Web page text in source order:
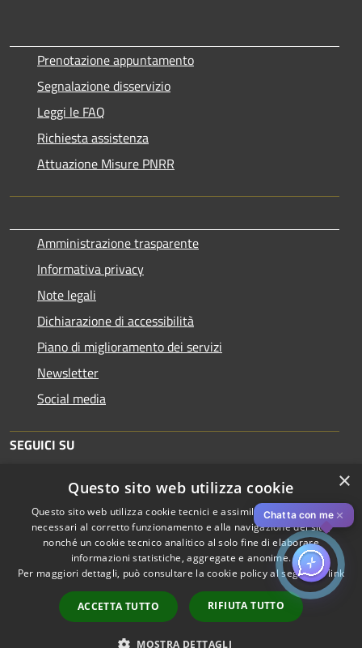
Prenotazione appuntamento
Segnalazione disservizio
Leggi le FAQ
Richiesta assistenza
Attuazione Misure PNRR
Amministrazione trasparente
Informativa privacy
Note legali
Dichiarazione di accessibilità
Piano di miglioramento dei servizi
Newsletter
Social media
SEGUICI SU
RSS
Accessibilità
Copyright © 2026 • Comune di
Piacenza • Powered by
Municipium•
Accesso
redazione
Chatta con me ✕
×
Questo sito web utilizza cookie
Questo sito web utilizza cookie tecnici e assimilati strettamente
necessari al corretto funzionamento e alla navigazione del sito,
nonché un cookie tecnico analitico al solo fine di elaborare
informazioni statistiche, aggregate e anonime.
Per maggiori dettagli, può consultare la cookie policy al seguentelink
ACCETTA TUTTO RIFIUTA TUTTO
MOSTRA DETTAGLI